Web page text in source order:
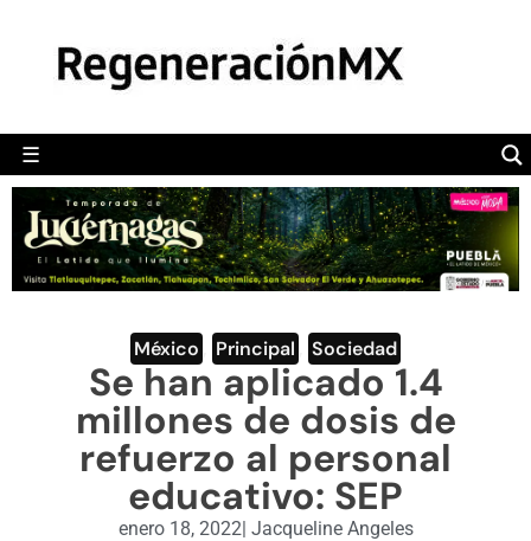
☰
POLÍTICA
CAMALEÓN
OPINIÓN
DEPORTES
ENGLISH SECTION
VIDEOS
México Principal Sociedad
Se han aplicado 1.4
millones de dosis de
refuerzo al personal
educativo: SEP
enero 18, 2022| Jacqueline Angeles